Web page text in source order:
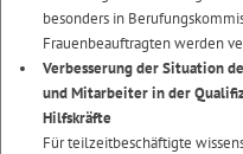
besonders in
Frauenbeauftragten werden
Verbesserung der Situation
und Mitarbeiter in der
Hilfskräfte
Für teilzeitbeschäftigte